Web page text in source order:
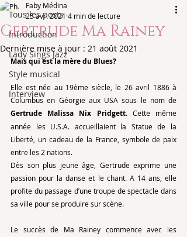
Tous les posts
Introduction
Lady Sings Jazz
Style musical
Interview
Gertrude Ma Rainey
Faby Médina
25 avr. 2021 4 min de lecture
Dernière mise à jour : 21 août 2021
Mais qui est la mère du Blues?
Elle est née au 19ème siècle, le 26 avril 1886 à
Gertrude Malissa Nix Pridgett. Cette même
année les U.S.A. accueillaient la Statue de la
Liberté, un cadeau de la France, symbole de paix
entre les 2 nations.
Dès son plus jeune âge, Gertrude exprime une
passion pour la danse et le chant. A 14 ans, elle
profite du passage d’une troupe de spectacle dans
sa ville pour se produire sur scène.
Le succès de Ma Rainey commence avec les